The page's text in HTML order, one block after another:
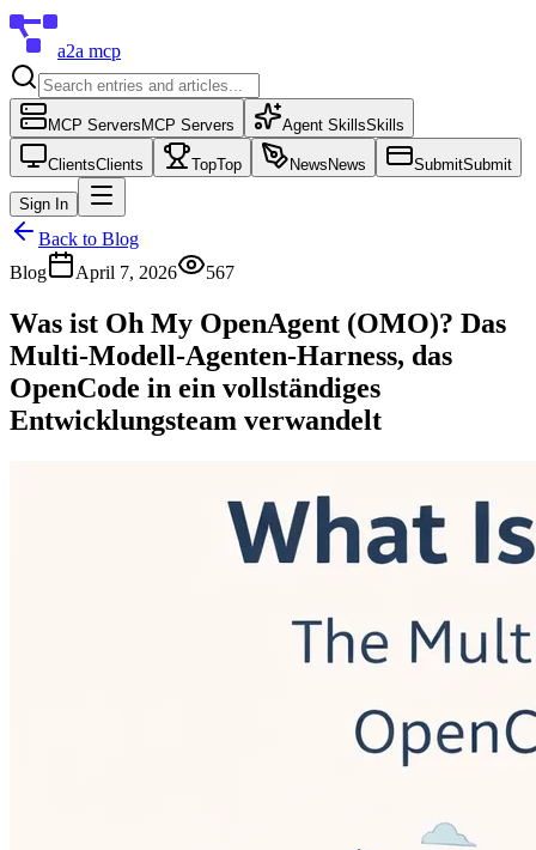
a2a mcp
MCP Servers MCP Servers Agent SkillsSkills
ClientsClients TopTop News News SubmitSubmit
Sign In
Back to Blog
Blog
April 7, 2026 567
Was ist Oh My OpenAgent (OMO)? Das
Multi-Modell-Agenten-Harness, das
OpenCode in ein vollständiges
Entwicklungsteam verwandelt